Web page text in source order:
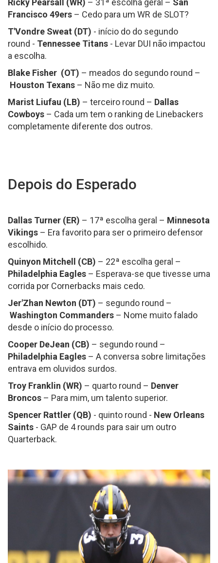
Ricky Pearsall (WR) – 31ª escolha geral – San
Francisco 49ers – Cedo para um WR de SLOT?
T'Vondre Sweat (DT) - início do do segundo
round - Tennessee Titans - Levar DUI não impactou
a escolha.
Blake Fisher (OT) – meados do segundo round –
Houston Texans – Não me diz muito.
Marist Liufau (LB) – terceiro round – Dallas
Cowboys – Cada um tem o ranking de Linebackers
completamente diferente dos outros.
Depois do Esperado
Dallas Turner (ER) – 17ª escolha geral – Minnesota
Vikings – Era favorito para ser o primeiro defensor
escolhido.
Quinyon Mitchell (CB) – 22ª escolha geral –
Philadelphia Eagles – Esperava-se que tivesse uma
corrida por Cornerbacks mais cedo.
Jer'Zhan Newton (DT) – segundo round –
Washington Commanders – Nome muito falado
desde o início do processo.
Cooper DeJean (CB) – segundo round –
Philadelphia Eagles – A conversa sobre limitações
entrava em oluvidos surdos.
Troy Franklin (WR) – quarto round – Denver
Broncos – Para mim, um talento superior.
Spencer Rattler (QB) - quinto round - New Orleans
Saints - GAP de 4 rounds para sair um outro
Quarterback.